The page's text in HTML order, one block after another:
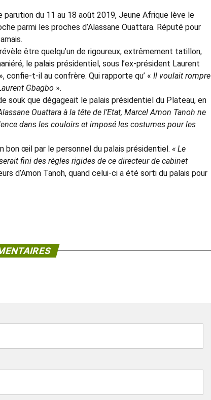
du 11 au 18 août 2019, Jeune Afrique lève le
parmi les proches d’Alassane Ouattara. Réputé pour
être quelqu’un de rigoureux, extrêmement tatillon,
le palais présidentiel, sous l’ex-président Laurent
», confie-t-il au confrère. Qui rapporte qu’ « Il voulait rompre
Gbagbo ».
souk que dégageait le palais présidentiel du Plateau, en
Ouattara à la tête de l’Etat, Marcel Amon Tanoh ne
dans les couloirs et imposé les costumes pour les
bon œil par le personnel du palais présidentiel. « Le
fini des règles rigides de ce directeur de cabinet
d’Amon Tanoh, quand celui-ci a été sorti du palais pour